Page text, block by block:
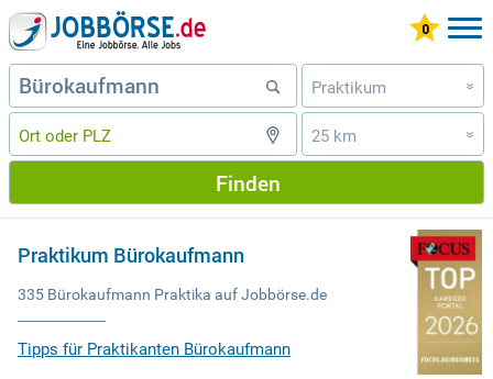
Praktikum »
25 km »
Finden
Praktikum Bürokaufmann
335 Bürokaufmann Praktika auf Jobbörse.de
Tipps für Praktikanten Bürokaufmann